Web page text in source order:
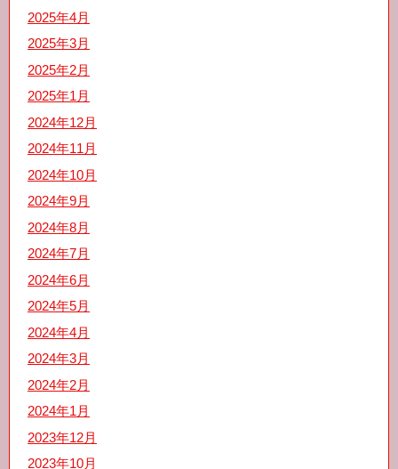
2025年4月
2025年3月
2025年2月
2025年1月
2024年12月
2024年11月
2024年10月
2024年9月
2024年8月
2024年7月
2024年6月
2024年5月
2024年4月
2024年3月
2024年2月
2024年1月
2023年12月
2023年10月